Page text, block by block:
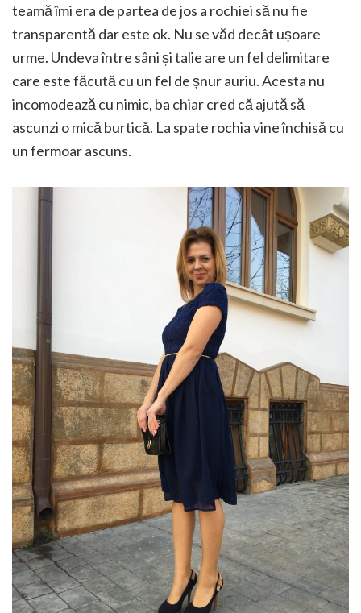
teamă îmi era de partea de jos a rochiei să nu fie
transparentă dar este ok. Nu se văd decât ușoare
urme. Undeva între sâni și talie are un fel delimitare
care este făcută cu un fel de șnur auriu. Acesta nu
incomodează cu nimic, ba chiar cred că ajută să
ascunzi o mică burtică. La spate rochia vine închisă cu
un fermoar ascuns.